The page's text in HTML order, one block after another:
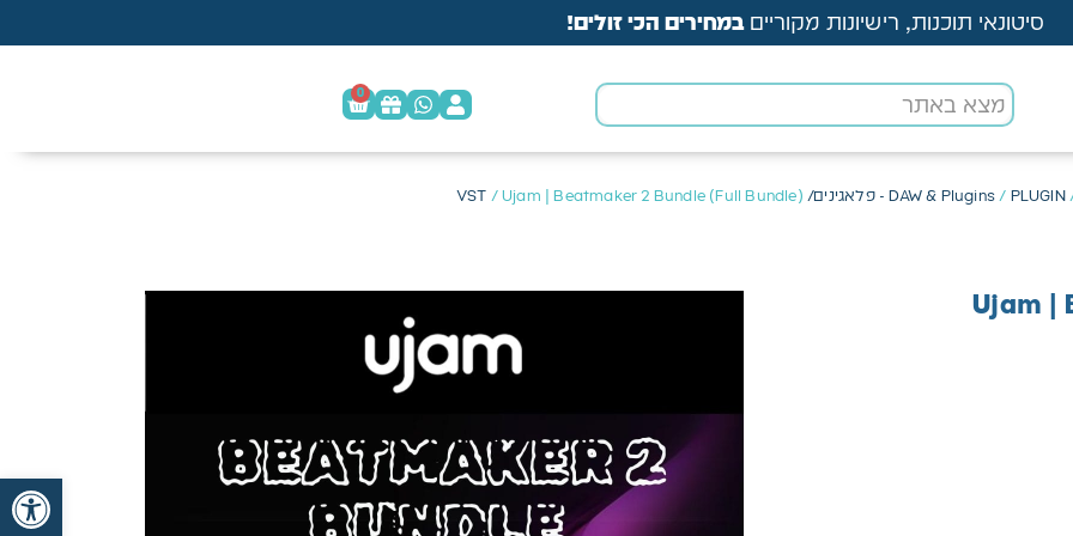
סיטונאי תוכנות, רישיונות מקורייםבמחירים הכי זולים!
0
DAW & Plugins/ PLUGIN - פלאגינים/ VST / Ujam | Beatmaker 2 Bundle (Full Bundle)
Ujam |